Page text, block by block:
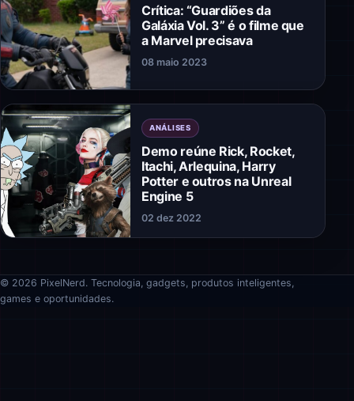
Crítica: “Guardiões da
Galáxia Vol. 3” é o filme que
a Marvel precisava
08 maio 2023
ANÁLISES
Demo reúne Rick, Rocket,
Itachi, Arlequina, Harry
Potter e outros na Unreal
Engine 5
02 dez 2022
© 2026 PixelNerd. Tecnologia, gadgets, produtos inteligentes,
games e oportunidades.